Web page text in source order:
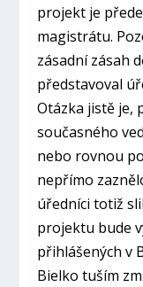
projekt je
magistrátu.
zásadní zásah
představoval
Otázka jistě je,
současného
nebo rovnou
nepřímo
úředníci totiž
projektu bude
přihlášených v
Bielko tuším